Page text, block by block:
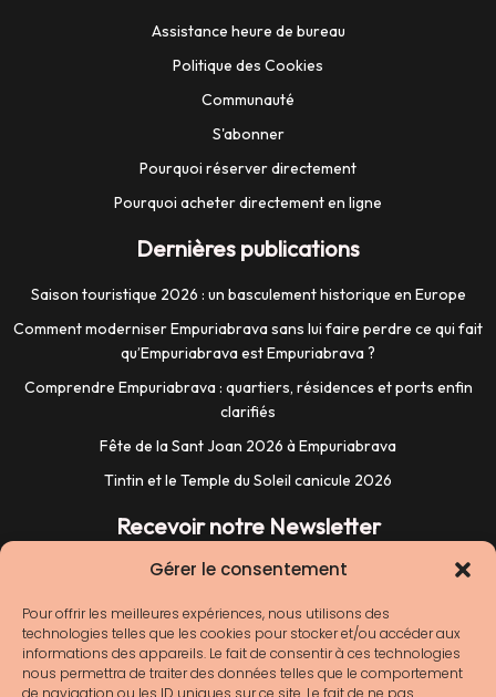
Gérer le consentement
Pour offrir les meilleures expériences, nous utilisons des
technologies telles que les cookies pour stocker et/ou accéder aux
informations des appareils. Le fait de consentir à ces technologies
nous permettra de traiter des données telles que le comportement
de navigation ou les ID uniques sur ce site. Le fait de ne pas
Assistance heure de bureau
Politique des Cookies
Communauté
S'abonner
Pourquoi réserver directement
Pourquoi acheter directement en ligne
Dernières publications
Saison touristique 2026 : un basculement historique en Europe
Comment moderniser Empuriabrava sans lui faire perdre ce qui fait
qu’Empuriabrava est Empuriabrava ?
Comprendre Empuriabrava : quartiers, résidences et ports enfin
clarifiés
Fête de la Sant Joan 2026 à Empuriabrava
Tintin et le Temple du Soleil canicule 2026
Recevoir notre Newsletter